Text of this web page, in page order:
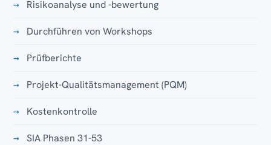
Risikoanalyse und -bewertung
Durchführen von Workshops
Prüfberichte
Projekt-Qualitätsmanagement (PQM)
Kostenkontrolle
SIA Phasen 31-53